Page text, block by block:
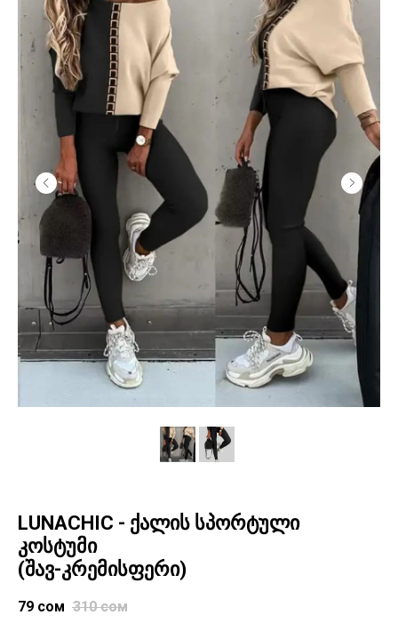
LUNACHIC - ქალის სპორტული
კოსტუმი
(შავ-კრემისფერი)
79 сом 310 сом